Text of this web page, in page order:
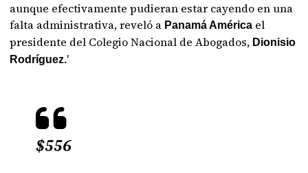
aunque efectivamente pudieran estar cayendo en una
falta administrativa, reveló a Panamá América el
presidente del Colegio Nacional de Abogados, Dionisio
Rodríguez.'
$556